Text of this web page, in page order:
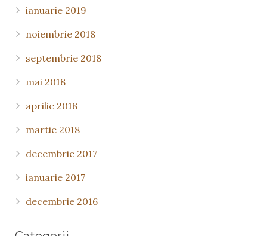
ianuarie 2019
noiembrie 2018
septembrie 2018
mai 2018
aprilie 2018
martie 2018
decembrie 2017
ianuarie 2017
decembrie 2016